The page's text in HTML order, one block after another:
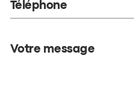
Téléphone
Votre message